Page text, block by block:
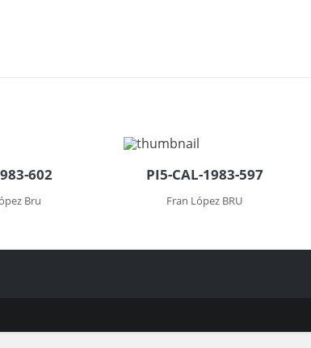
602
Bru
PI5-CAL-1983-597
Fran López BRU